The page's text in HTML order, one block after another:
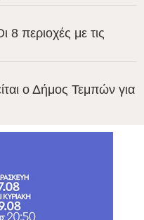
περιοχές με τις
ο Δήμος Τεμπών για